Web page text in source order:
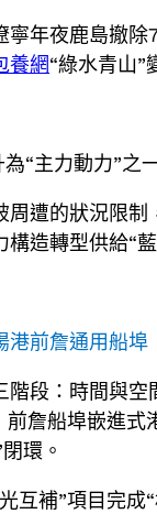
寧年夜鹿島撤
養網“綠水青山”
“主力動力”之
遭的狀況限
造轉型供給“藍
港前詹通用船埠
段：時間與
詹船埠嵌進
環。
互補”項目完